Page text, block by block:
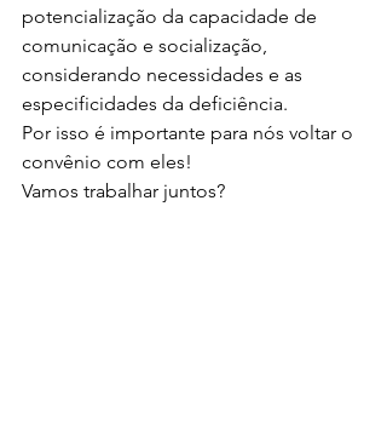
potencialização da capacidade de
comunicação e socialização,
considerando necessidades e as
especificidades da deficiência.
Por isso é importante para nós voltar o
convênio com eles!
Vamos trabalhar juntos?